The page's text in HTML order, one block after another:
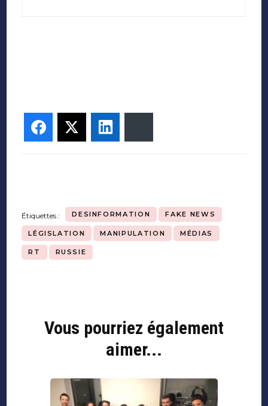
FacebookTwitter
Étiquettes : DESINFORMATION FAKE NEWS
LÉGISLATION MANIPULATION MÉDIAS
RT RUSSIE
Navigation
Vous pourriez également
aimer...